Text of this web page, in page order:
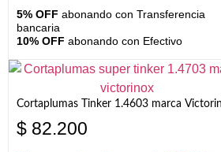
5% OFF abonando con Transferencia
bancaria
10% OFF abonando con Efectivo
Cortaplumas Tinker 1.4603 marca
$ 82.200